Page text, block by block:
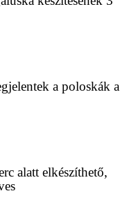
a poloskák a
alatt elkészíthető,